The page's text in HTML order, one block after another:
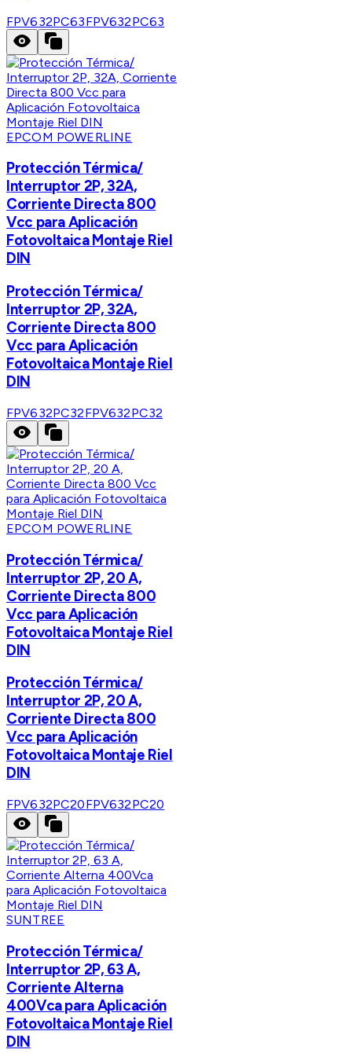
FPV632PC63FPV632PC63
EPCOM POWERLINE
Protección Térmica/
Interruptor 2P, 32A,
Corriente Directa 800
Vcc para Aplicación
Fotovoltaica Montaje Riel
DIN
Protección Térmica/
Interruptor 2P, 32A,
Corriente Directa 800
Vcc para Aplicación
Fotovoltaica Montaje Riel
DIN
FPV632PC32FPV632PC32
EPCOM POWERLINE
Protección Térmica/
Interruptor 2P, 20 A,
Corriente Directa 800
Vcc para Aplicación
Fotovoltaica Montaje Riel
DIN
Protección Térmica/
Interruptor 2P, 20 A,
Corriente Directa 800
Vcc para Aplicación
Fotovoltaica Montaje Riel
DIN
FPV632PC20FPV632PC20
SUNTREE
Protección Térmica/
Interruptor 2P, 63 A,
Corriente Alterna
400Vca para Aplicación
Fotovoltaica Montaje Riel
DIN